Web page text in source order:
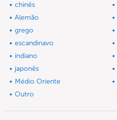
chinês
Alemão
grego
escandinavo
indiano
japonês
Médio Oriente
Outro